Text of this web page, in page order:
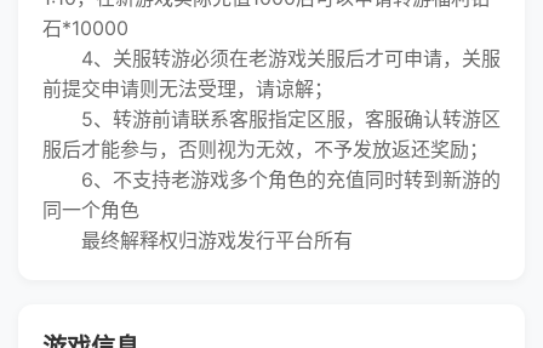
石*10000
4、关服转游必须在老游戏关服后才可申请，关服
前提交申请则无法受理，请谅解；
5、转游前请联系客服指定区服，客服确认转游区
服后才能参与，否则视为无效，不予发放返还奖励；
6、不支持老游戏多个角色的充值同时转到新游的
同一个角色
最终解释权归游戏发行平台所有